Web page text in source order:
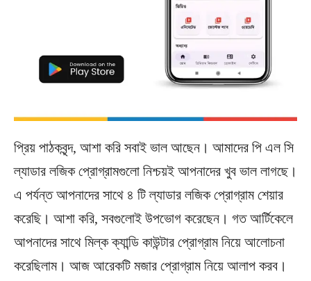
প্রিয় পাঠকবৃন্দ, আশা করি সবাই ভাল আছেন। আমাদের পি এল সি
ল্যাডার লজিক প্রোগ্রামগুলো নিশ্চয়ই আপনাদের খুব ভাল লাগছে।
এ পর্যন্ত আপনাদের সাথে ৪ টি ল্যাডার লজিক প্রোগ্রাম শেয়ার
করেছি। আশা করি, সবগুলোই উপভোগ করেছেন। গত আর্টিকেলে
আপনাদের সাথে মিল্ক ক্যান্ডি কাউন্টার প্রোগ্রাম নিয়ে আলোচনা
করেছিলাম। আজ আরেকটি মজার প্রোগ্রাম নিয়ে আলাপ করব।